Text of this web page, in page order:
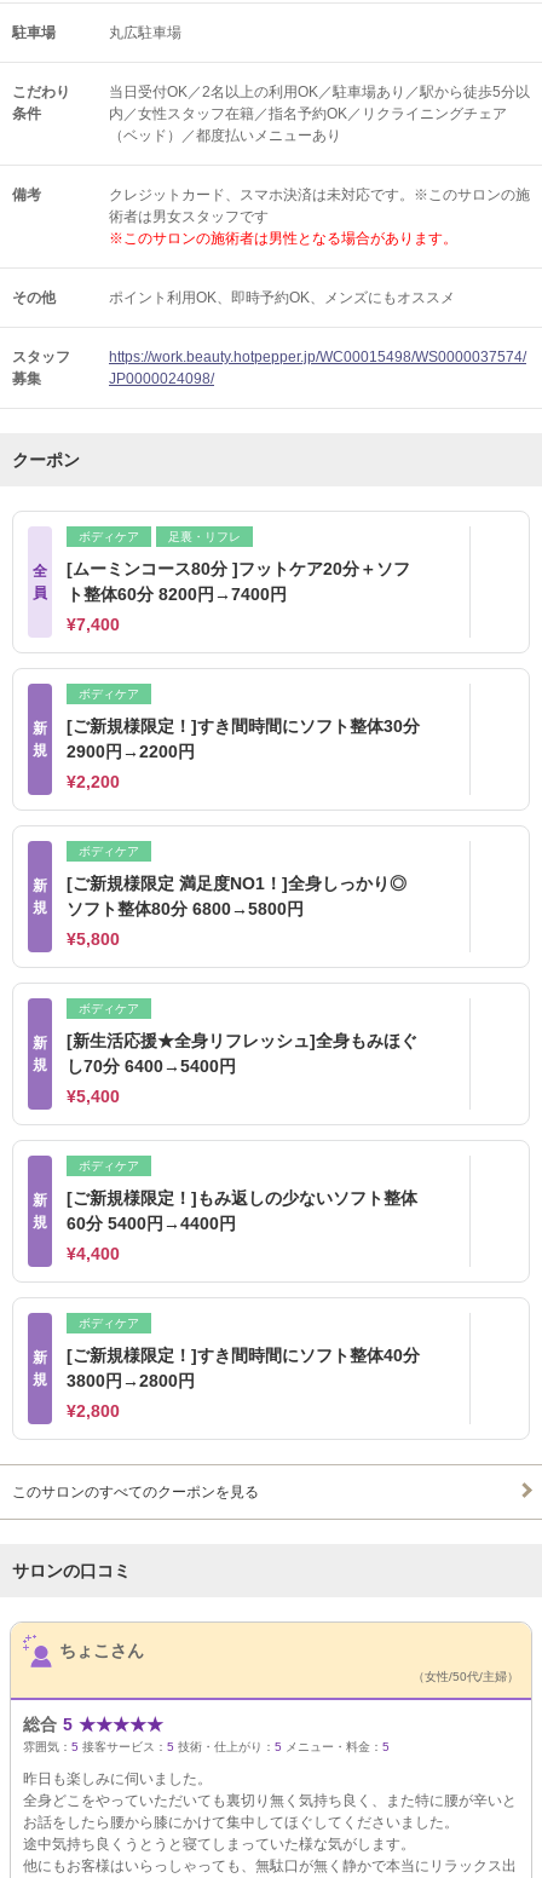
駐車場 丸広駐車場
こだわり
条件
当日受付OK／2名以上の利用OK／駐車場あり／駅から徒歩5分以
内／女性スタッフ在籍／指名予約OK／リクライニングチェア
（ベッド）／都度払いメニューあり
備考
クレジットカード、スマホ決済は未対応です。※このサロンの施
術者は男女スタッフです
※このサロンの施術者は男性となる場合があります。
その他 ポイント利用OK 即時予約OK メンズにもオススメ
スタッフ
募集
https://work.beauty.hotpepper.jp/WC00015498/WS0000037574/
JP0000024098/
クーポン
全
員
ボディケア 足裏・リフレ
[ムーミンコース80分 ]フットケア20分＋ソフ
ト整体60分 8200円→7400円
¥7,400
新
規
ボディケア
[ご新規様限定！]すき間時間にソフト整体30分
2900円→2200円
¥2,200
新
規
ボディケア
[ご新規様限定 満足度NO1！]全身しっかり◎
ソフト整体80分 6800→5800円
¥5,800
新
規
ボディケア
[新生活応援★全身リフレッシュ]全身もみほぐ
し70分 6400→5400円
¥5,400
新
規
ボディケア
[ご新規様限定！]もみ返しの少ないソフト整体
60分 5400円→4400円
¥4,400
新
規
ボディケア
[ご新規様限定！]すき間時間にソフト整体40分
3800円→2800円
¥2,800
このサロンのすべてのクーポンを見る
サロンの口コミ
サロンPick Up
ちょこさん
（女性/50代/主婦）
総合 5 ★★★★★
雰囲気： 5 接客サービス： 5 技術・仕上がり： 5 メニュー・料金： 5
昨日も楽しみに伺いました。
全身どこをやっていただいても裏切り無く気持ち良く、また特に腰が辛いと
お話をしたら腰から膝にかけて集中してほぐしてくださいました。
途中気持ち良くうとうと寝てしまっていた様な気がします。
他にもお客様はいらっしゃっても、無駄口が無く静かで本当にリラックス出